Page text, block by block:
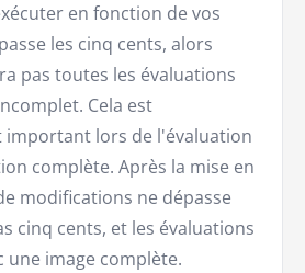
en fonction de vos
les cinq cents, alors
pas toutes les évaluations
Cela est
lors de l'évaluation
complète. Après la mise en
modifications ne dépasse
cinq cents, et les évaluations
image complète.